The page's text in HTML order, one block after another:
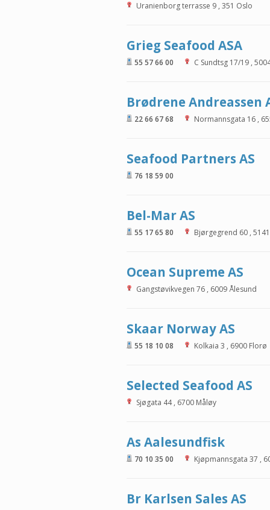
Uranienborg terrasse 9 , 351 Oslo
Grieg Seafood ASA
55 57 66 00 C Sundtsg 17/19 ,
Brødrene Andreassen
22 66 67 68 Normannsgata 16 ,
Seafood Partners AS
76 18 59 00
Bel-Mar AS
55 17 65 80 Bjørgegrend 60 , 5141
Ocean Supreme AS
Gangstøvikvegen 76 , 6009Ålesund
Skaar Norway AS
55 18 10 08 Kolkaia 3 , 6900 Florø
Selected Seafood AS
Sjøgata 44, 6700 Måløy
As Aalesundfisk
70 10 35 00 Kjøpmannsgata 37 ,
Br Karlsen Sales AS